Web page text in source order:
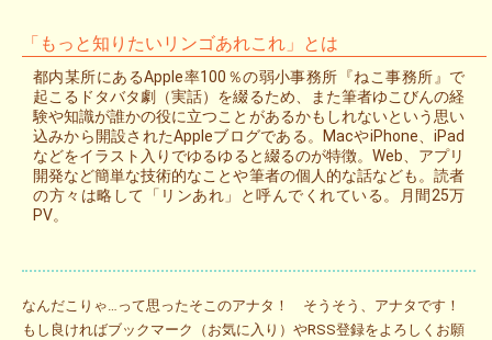
「もっと知りたいリンゴあれこれ」とは
都内某所にあるApple率100％の弱小事務所『ねこ事務所』で
起こるドタバタ劇（実話）を綴るため、また筆者ゆこびんの経
験や知識が誰かの役に立つことがあるかもしれないという思い
込みから開設されたAppleブログである。MacやiPhone、iPad
などをイラスト入りでゆるゆると綴るのが特徴。Web、アプリ
開発など簡単な技術的なことや筆者の個人的な話なども。読者
の方々は略して「リンあれ」と呼んでくれている。月間25万
PV。
なんだこりゃ…って思ったそこのアナタ！ そうそう、アナタです！
もし良ければブックマーク（お気に入り）やRSS登録をよろしくお願